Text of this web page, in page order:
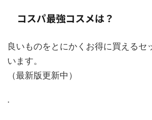
コスパ最強コスメは？
良いものをとにかくお得に買えるセ
います。
（最新版更新中）
.